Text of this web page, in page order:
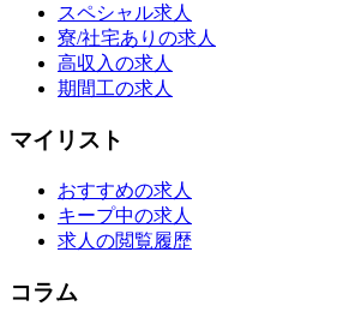
スペシャル求人
寮/社宅ありの求人
高収入の求人
期間工の求人
マイリスト
おすすめの求人
キープ中の求人
求人の閲覧履歴
コラム